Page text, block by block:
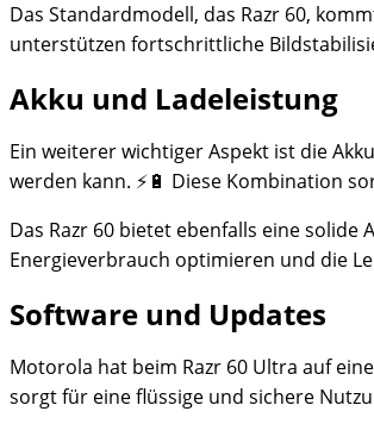
Das Standardmodell, das Razr 60,
unterstützen fortschrittliche
Akku und Ladeleistung
Ein weiterer wichtiger Aspekt ist die
werden kann. ⚡️🔋 Diese Kombination
Das Razr 60 bietet ebenfalls eine
Energieverbrauch optimieren und die
Software und Updates
Motorola hat beim Razr 60 Ultra auf
sorgt für eine flüssige und sichere